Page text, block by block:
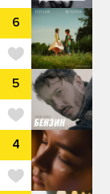
6
5
4